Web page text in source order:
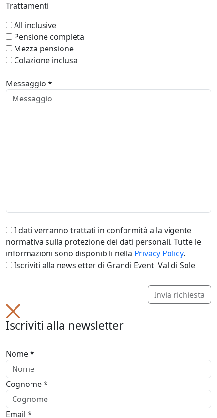
Trattamenti
All inclusive
Pensione completa
Mezza pensione
Colazione inclusa
Messaggio *
I dati verranno trattati in conformità alla vigente
normativa sulla protezione dei dati personali. Tutte le
informazioni sono disponibili nella Privacy Policy.
Iscriviti alla newsletter di Grandi Eventi Val di Sole
Invia richiesta
Iscriviti alla newsletter
Nome *
Cognome *
Email *